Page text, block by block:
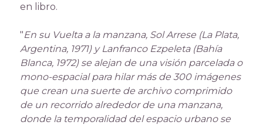
en libro.
"En su Vuelta a la manzana, Sol Arrese (La Plata,
Argentina, 1971) y Lanfranco Ezpeleta (Bahía
Blanca, 1972) se alejan de una visión parcelada o
mono-espacial para hilar más de 300 imágenes
que crean una suerte de archivo comprimido
de un recorrido alrededor de una manzana,
donde la temporalidad del espacio urbano se